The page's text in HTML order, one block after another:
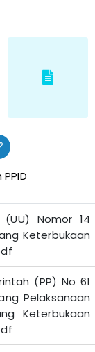
(UU) Nomor 14
Keterbukaan
(PP) No 61
Pelaksanaan
Keterbukaan